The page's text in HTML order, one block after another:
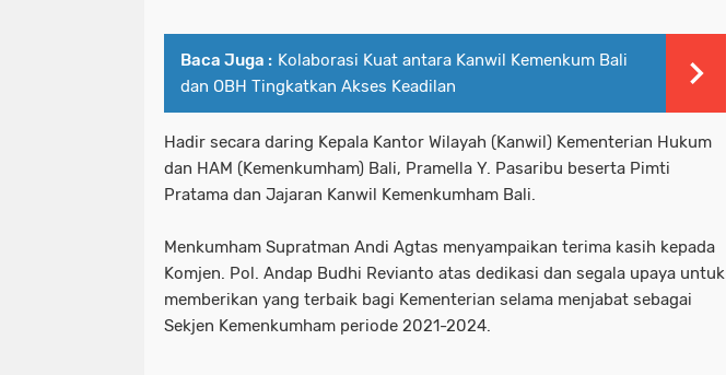
Baca Juga : Kolaborasi Kuat antara Kanwil Kemenkum Bali
dan OBH Tingkatkan Akses Keadilan
Hadir secara daring Kepala Kantor Wilayah (Kanwil) Kementerian Hukum
dan HAM (Kemenkumham) Bali, Pramella Y. Pasaribu beserta Pimti
Pratama dan Jajaran Kanwil Kemenkumham Bali.
Menkumham Supratman Andi Agtas menyampaikan terima kasih kepada
Komjen. Pol. Andap Budhi Revianto atas dedikasi dan segala upaya untuk
memberikan yang terbaik bagi Kementerian selama menjabat sebagai
Sekjen Kemenkumham periode 2021-2024.